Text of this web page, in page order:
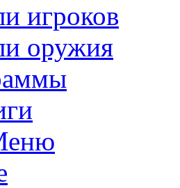
игроков
оружия